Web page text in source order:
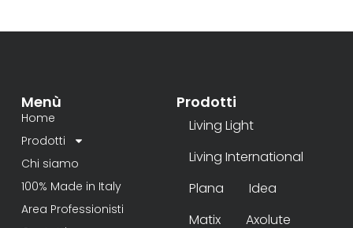
Menù
Home
Prodotti
Chi siamo
100% Made in Italy
Area Professionisti
Prodotti
Living Light
Living International
Plana
Idea
Matix
Axolute